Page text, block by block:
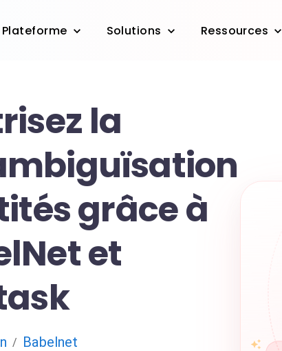
Plateforme Solutions Ressources
la
grâce à
et
/ Babelnet